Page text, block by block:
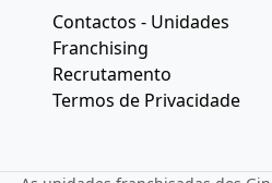
Contactos - Unidades
Franchising
Recrutamento
Termos de Privacidade